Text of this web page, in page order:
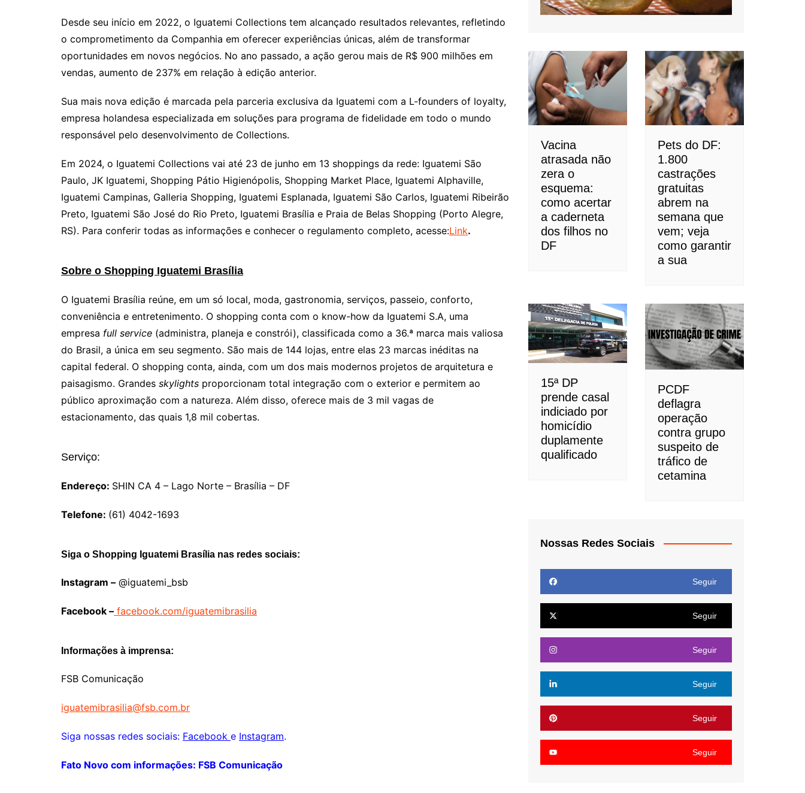
Desde seu início em 2022, o Iguatemi Collections tem alcançado resultados relevantes, refletindo
o comprometimento da Companhia em oferecer experiências únicas, além de transformar
oportunidades em novos negócios. No ano passado, a ação gerou mais de R$ 900 milhões em
vendas, aumento de 237% em relação à edição anterior.
Sua mais nova edição é marcada pela parceria exclusiva da Iguatemi com a L-founders of loyalty,
empresa holandesa especializada em soluções para programa de fidelidade em todo o mundo
responsável pelo desenvolvimento de Collections.
Em 2024, o Iguatemi Collections vai até 23 de junho em 13 shoppings da rede: Iguatemi São
Paulo, JK Iguatemi, Shopping Pátio Higienópolis, Shopping Market Place, Iguatemi Alphaville,
Iguatemi Campinas, Galleria Shopping, Iguatemi Esplanada, Iguatemi São Carlos, Iguatemi Ribeirão
Preto, Iguatemi São José do Rio Preto, Iguatemi Brasília e Praia de Belas Shopping (Porto Alegre,
RS). Para conferir todas as informações e conhecer o regulamento completo, acesse:Link.
Sobre o Shopping Iguatemi Brasília
O Iguatemi Brasília reúne, em um só local, moda, gastronomia, serviços, passeio, conforto,
conveniência e entretenimento. O shopping conta com o know-how da Iguatemi S.A, uma
empresa full service (administra, planeja e constrói), classificada como a 36.ª marca mais valiosa
do Brasil, a única em seu segmento. São mais de 144 lojas, entre elas 23 marcas inéditas na
capital federal. O shopping conta, ainda, com um dos mais modernos projetos de arquitetura e
paisagismo. Grandes skylights proporcionam total integração com o exterior e permitem ao
público aproximação com a natureza. Além disso, oferece mais de 3 mil vagas de
estacionamento, das quais 1,8 mil cobertas.
Serviço:
Endereço: SHIN CA 4 – Lago Norte – Brasília – DF
Telefone: (61) 4042-1693
Siga o Shopping Iguatemi Brasília nas redes sociais:
Instagram – @iguatemi_bsb
Facebook – facebook.com/iguatemibrasilia
Informações à imprensa:
FSB Comunicação
iguatemibrasilia@fsb.com.br
Siga nossas redes sociais: Facebook e Instagram.
Fato Novo com informações: FSB Comunicação
Vacina
atrasada não
zera o
esquema:
como acertar
a caderneta
dos filhos no
DF
Pets do DF:
1.800
castrações
gratuitas
abrem na
semana que
vem; veja
como garantir
a sua
15ª DP
prende casal
indiciado por
homicídio
duplamente
qualificado
PCDF
deflagra
operação
contra grupo
suspeito de
tráfico de
cetamina
Nossas Redes Sociais
Seguir
Seguir
Seguir
Seguir
Seguir
Seguir